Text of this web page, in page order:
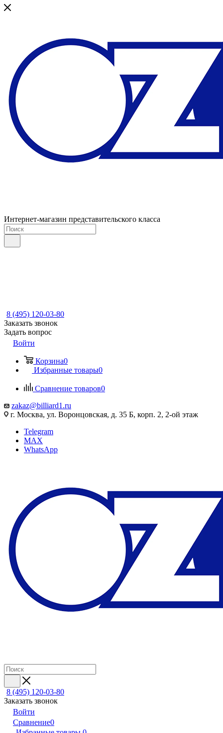
Интернет-магазин представительского класса
8 (495) 120-03-80
Заказать звонок
Задать вопрос
Войти
Корзина0
Избранные товары0
Сравнение товаров0
zakaz@billiard1.ru
г. Москва, ул. Воронцовская, д. 35 Б, корп. 2, 2-ой этаж
Telegram
MAX
WhatsApp
8 (495) 120-03-80
Заказать звонок
Войти
Сравнение0